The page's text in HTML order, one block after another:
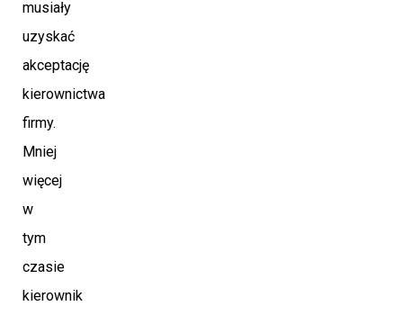
musiały
uzyskać
akceptację
kierownictwa
firmy.
Mniej
więcej
w
tym
czasie
kierownik